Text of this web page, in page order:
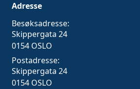
Adresse
Besøksadresse:
Skippergata 24
0154 OSLO
Postadresse:
Skippergata 24
0154 OSLO